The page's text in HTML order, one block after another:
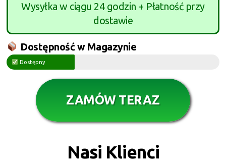
Wysyłka w ciągu 24 godzin + Płatność przy
dostawie
Dostępność w Magazynie
Dostępny
ZAMÓW TERAZ
Nasi Klienci